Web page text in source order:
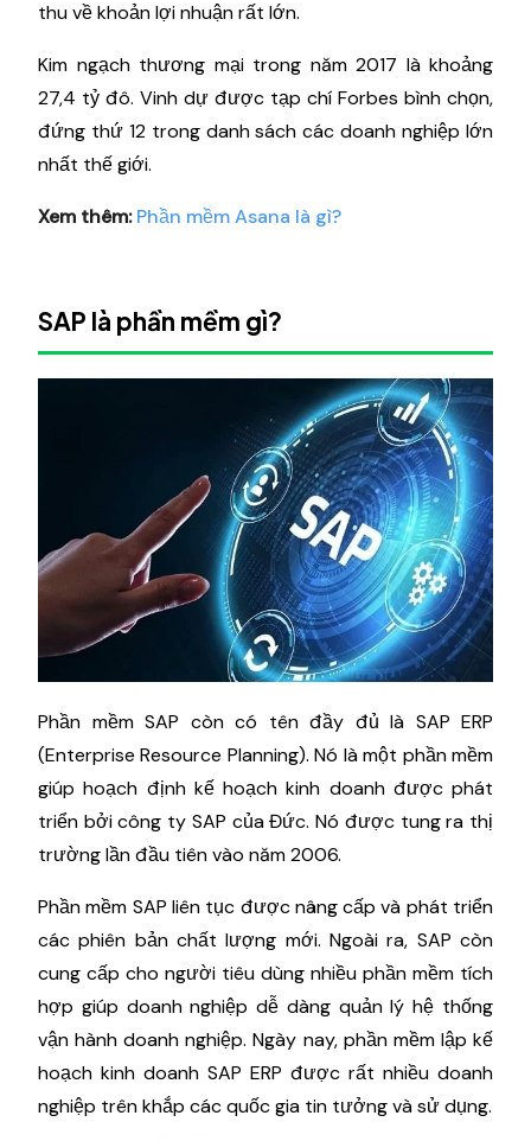
thu về khoản lợi nhuận rất lớn.
Kim ngạch thương mại trong năm 2017 là khoảng
27,4 tỷ đô. Vinh dự được tạp chí Forbes bình chọn,
đứng thứ 12 trong danh sách các doanh nghiệp lớn
nhất thế giới.
Xem thêm: Phần mềm Asana là gì?
SAP là phần mềm gì?
Phần mềm SAP còn có tên đầy đủ là SAP ERP
(Enterprise Resource Planning). Nó là một phần mềm
giúp hoạch định kế hoạch kinh doanh được phát
triển bởi công ty SAP của Đức. Nó được tung ra thị
trường lần đầu tiên vào năm 2006.
Phần mềm SAP liên tục được nâng cấp và phát triển
các phiên bản chất lượng mới. Ngoài ra, SAP còn
cung cấp cho người tiêu dùng nhiều phần mềm tích
hợp giúp doanh nghiệp dễ dàng quản lý hệ thống
vận hành doanh nghiệp. Ngày nay, phần mềm lập kế
hoạch kinh doanh SAP ERP được rất nhiều doanh
nghiệp trên khắp các quốc gia tin tưởng và sử dụng.